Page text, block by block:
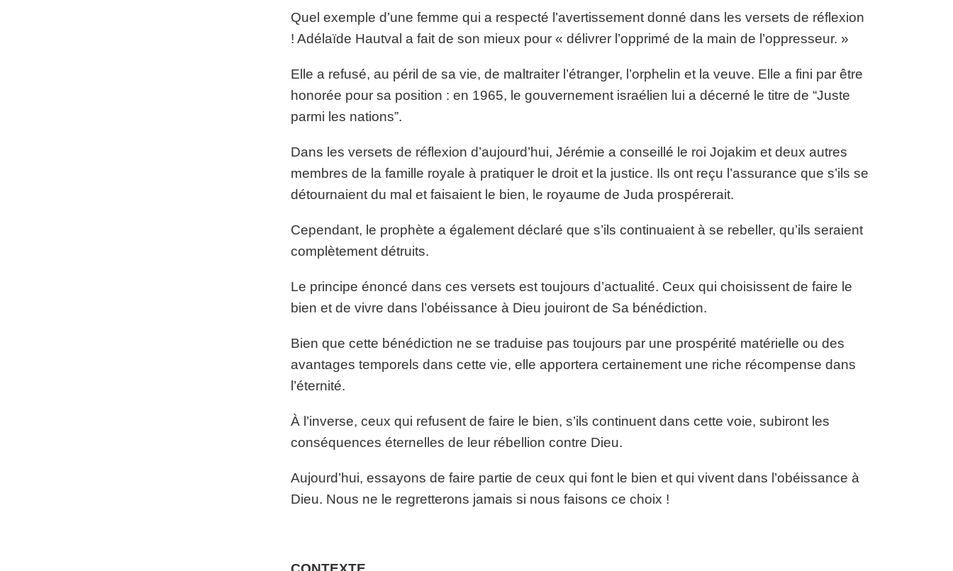
Quel exemple d’une femme qui a respecté l’avertissement donné dans les versets de réflexion
! Adélaïde Hautval a fait de son mieux pour « délivrer l’opprimé de la main de l’oppresseur. »
Elle a refusé, au péril de sa vie, de maltraiter l’étranger, l’orphelin et la veuve. Elle a fini par être
honorée pour sa position : en 1965, le gouvernement israélien lui a décerné le titre de “Juste
parmi les nations”.
Dans les versets de réflexion d’aujourd’hui, Jérémie a conseillé le roi Jojakim et deux autres
membres de la famille royale à pratiquer le droit et la justice. Ils ont reçu l’assurance que s’ils se
détournaient du mal et faisaient le bien, le royaume de Juda prospérerait.
Cependant, le prophète a également déclaré que s’ils continuaient à se rebeller, qu’ils seraient
complètement détruits.
Le principe énoncé dans ces versets est toujours d’actualité. Ceux qui choisissent de faire le
bien et de vivre dans l’obéissance à Dieu jouiront de Sa bénédiction.
Bien que cette bénédiction ne se traduise pas toujours par une prospérité matérielle ou des
avantages temporels dans cette vie, elle apportera certainement une riche récompense dans
l’éternité.
À l’inverse, ceux qui refusent de faire le bien, s’ils continuent dans cette voie, subiront les
conséquences éternelles de leur rébellion contre Dieu.
Aujourd’hui, essayons de faire partie de ceux qui font le bien et qui vivent dans l’obéissance à
Dieu. Nous ne le regretterons jamais si nous faisons ce choix !